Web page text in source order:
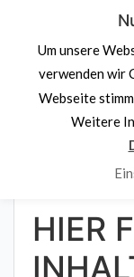
content
Denk
Navigation
HIER
Um unsere
verwenden wir
Webseite
Weitere